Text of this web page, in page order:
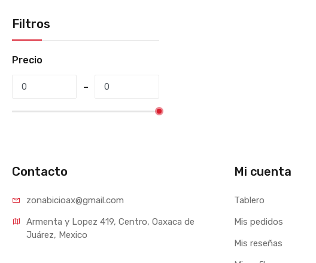
Filtros
Precio
Contacto
zonabicioax@gmail.com
Armenta y Lopez 419, Centro, Oaxaca de
Juárez, Mexico
Mi cuenta
Tablero
Mis pedidos
Mis reseñas